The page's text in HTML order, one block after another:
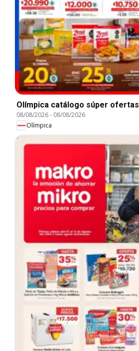
Olímpica catálogo súper ofertas
08/08/2026- 08/08/2026
Olímpica